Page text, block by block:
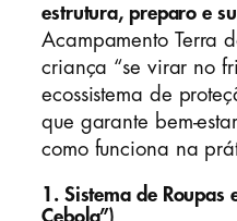
estrutura, preparo e
Acampamento Terra
criança “se virar no
ecossistema de
que garante bem-
como funciona na
1. Sistema de Roupas
Cebola”)